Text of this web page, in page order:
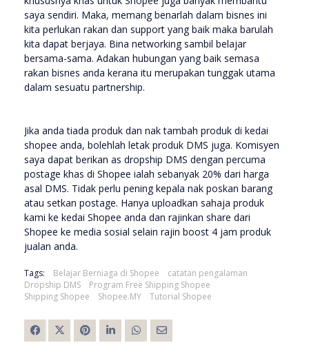
saya sendiri. Maka, memang benarlah dalam bisnes ini
kita perlukan rakan dan support yang baik maka barulah
kita dapat berjaya. Bina networking sambil belajar
bersama-sama. Adakan hubungan yang baik semasa
rakan bisnes anda kerana itu merupakan tunggak utama
dalam sesuatu partnership.
Jika anda tiada produk dan nak tambah produk di kedai
shopee anda, bolehlah letak produk DMS juga. Komisyen
saya dapat berikan as dropship DMS dengan percuma
postage khas di Shopee ialah sebanyak 20% dari harga
asal DMS. Tidak perlu pening kepala nak poskan barang
atau setkan postage. Hanya uploadkan sahaja produk
kami ke kedai Shopee anda dan rajinkan share dari
Shopee ke media sosial selain rajin boost 4 jam produk
jualan anda.
Tags: Belajar Berniaga di Shopee
catatan pengalaman
Dropship DMS
Program Free Shipping Shopee
Shipping Shopee
Shopee.MY Tutorial Shopee